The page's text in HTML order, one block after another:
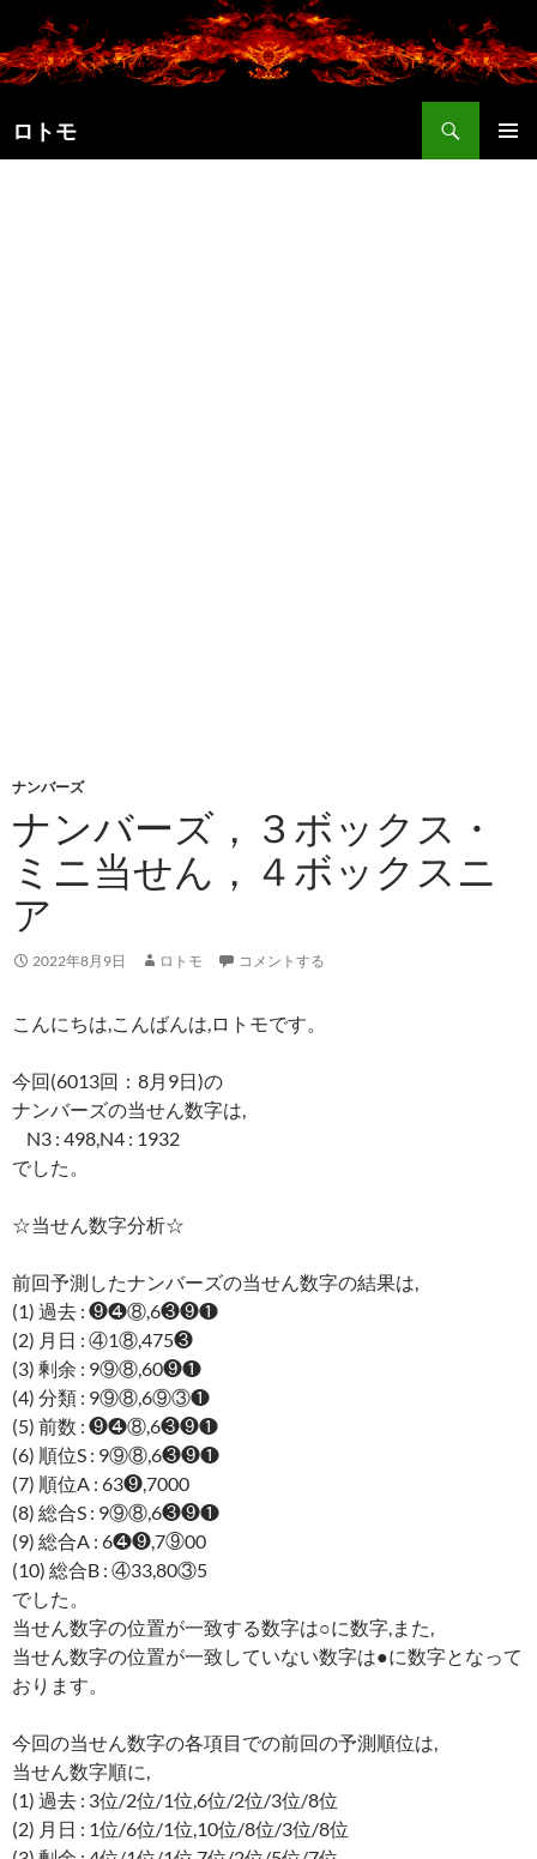
ン
テ
ツ
へ
ロトモ
索
ナンバーズ
ナンバーズ，３ボックス・
ミニ当せん，４ボックスニ
ア
2022年8月9日 ロトモ コメントする
こんにちは,こんばんは,ロトモです。
今回(6013回：8月9日)の
ナンバーズの当せん数字は,
N3 : 498,N4 : 1932
でした。
☆当せん数字分析☆
前回予測したナンバーズの当せん数字の結果は,
(1) 過去 : ❾❹⑧,6❸❾❶
(2) 月日 : ④1⑧,475❸
(3) 剰余 : 9⑨⑧,60❾❶
(4) 分類 : 9⑨⑧,6⑨③❶
(5) 前数 : ❾❹⑧,6❸❾❶
(6) 順位S : 9⑨⑧,6❸❾❶
(7) 順位A : 63❾,7000
(8) 総合S : 9⑨⑧,6❸❾❶
(9) 総合A : 6❹❾,7⑨00
(10) 総合B : ④33,80③5
でした。
当せん数字の位置が一致する数字は○に数字,また,
当せん数字の位置が一致していない数字は●に数字となって
おります。
今回の当せん数字の各項目での前回の予測順位は,
当せん数字順に,
(1) 過去 : 3位/2位/1位,6位/2位/3位/8位
(2) 月日 : 1位/6位/1位,10位/8位/3位/8位